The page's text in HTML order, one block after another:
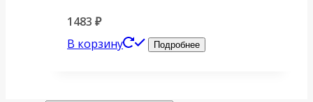
1483 ₽
В корзину
Подробнее